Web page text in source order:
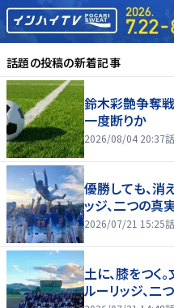
話題の投稿の新着記事
鈴木彩艶争奪
一度断りか
2026/08/04 20:37
優勝しても、消
ッジ、二つの真実
2026/07/21 15:25
土に、膝をつく
ルーリッジ、二